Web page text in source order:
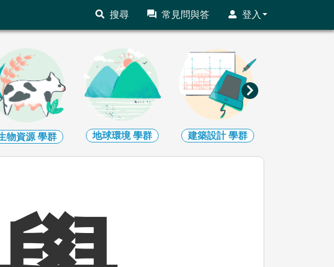
搜尋 常見問與答 登入
地球環境學群 建築設計學群 藝術學群